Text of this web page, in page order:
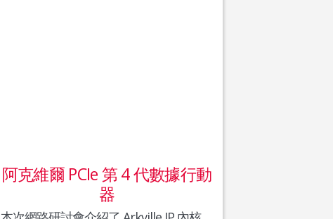
阿克維爾 PCIe 第 4 代數據行動
器